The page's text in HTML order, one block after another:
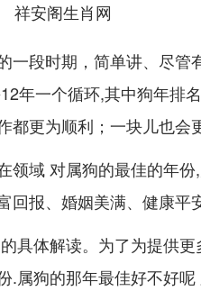
祥安阁生肖网
一段时期，简单讲、尽
年一个循环,其中狗年排
都更为顺利；一块儿也会
领域 对属狗的最佳的年
回报、婚姻美满、健康平
具体解读。为了为提供
.属狗的那年最佳好不好